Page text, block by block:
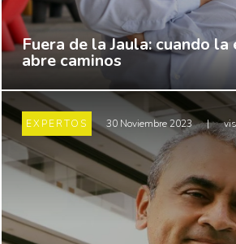
Fuera de la Jaula: cuando la
abre caminos
EXPERTOS 30 Noviembre 2023 |